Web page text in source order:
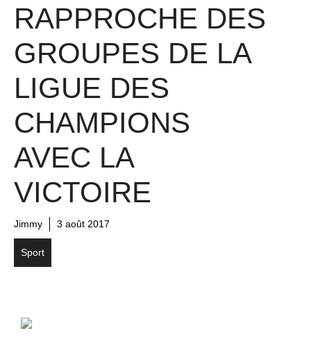
RAPPROCHE DES
GROUPES DE LA
LIGUE DES
CHAMPIONS
AVEC LA
VICTOIRE
Jimmy 3 août 2017
Sport